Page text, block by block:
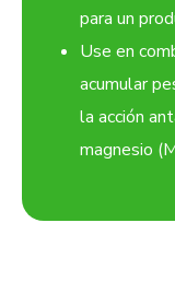
para un
Use en
acumular
la acción
magnesio